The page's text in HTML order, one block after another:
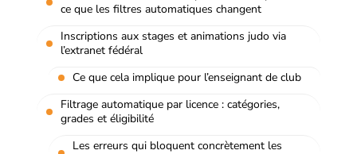
ce que les filtres automatiques changent
Inscriptions aux stages et animations judo via
l’extranet fédéral
Ce que cela implique pour l’enseignant de club
Filtrage automatique par licence : catégories,
grades et éligibilité
Les erreurs qui bloquent concrètement les